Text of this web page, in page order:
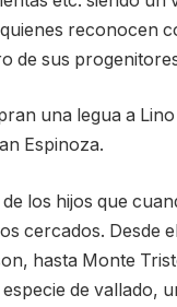
reconocen
de sus
una legua a
Espinoza.
los hijos que
cercados. Desde
hasta Monte
de vallado,